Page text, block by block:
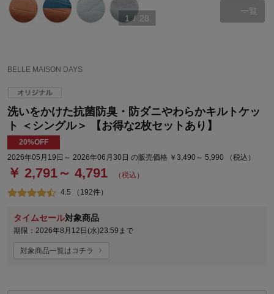
1 / 28
一覧
BELLE MAISON DAYS
洗いをかけた抗菌防臭・防ダニやわらかキルトケッ
ト ＜シングル＞ 【お得な2枚セットあり】
20%OFF
2026年05月19日～ 2026年06月30日 の販売価格 ￥3,490～ 5,990 （税込）
￥ 2,791～ 4,791 （税込）
4.5 （192件）
タイムセール対象商品
期限：2026年8月12日(水)23:59まで
対象商品一覧はコチラ